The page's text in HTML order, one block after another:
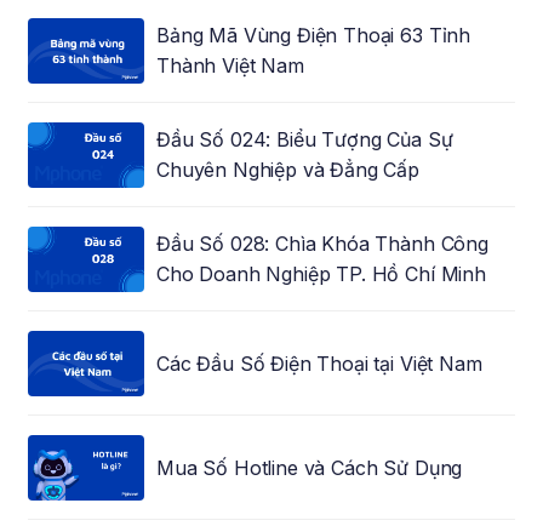
Bảng Mã Vùng Điện Thoại 63 Tỉnh
Thành Việt Nam
Đầu Số 024: Biểu Tượng Của Sự
Chuyên Nghiệp và Đẳng Cấp
Đầu Số 028: Chìa Khóa Thành Công
Cho Doanh Nghiệp TP. Hồ Chí Minh
Các Đầu Số Điện Thoại tại Việt Nam
Mua Số Hotline và Cách Sử Dụng